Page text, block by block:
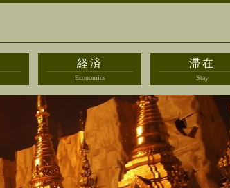
経済
Economics
滞在
Stay